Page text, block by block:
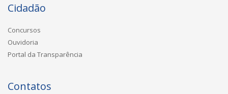
Cidadão
Concursos
Ouvidoria
Portal da Transparência
Contatos